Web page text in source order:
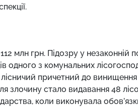
млн грн. Підозру у незаконній
одного з комунальних
причетний до
злочину стало видавання 48
коли виконувала